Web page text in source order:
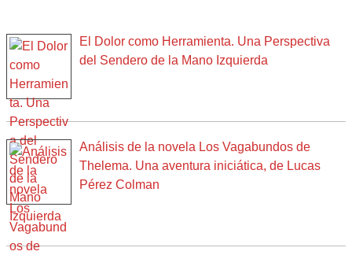
El Dolor como Herramienta. Una Perspectiva
del Sendero de la Mano Izquierda
Análisis de la novela Los Vagabundos de
Thelema. Una aventura iniciática, de Lucas
Pérez Colman